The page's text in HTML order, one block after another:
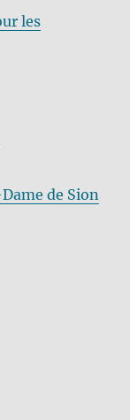
les
de Sion